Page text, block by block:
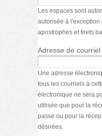
Les espaces sont
autorisée à l'exception
apostrophes et tirets
Adresse de courriel
Une adresse
tous les courriels à
électronique ne sera
utilisée que pour la
passe ou pour la
désirées.